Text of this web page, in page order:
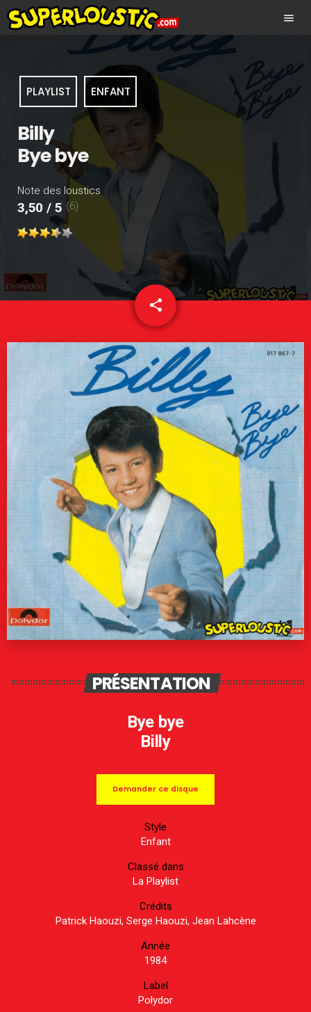
menu
PLAYLIST ENFANT
Billy
Bye bye
Note des loustics
3,50 / 5 (6)
share
email
PRÉSENTATION
Bye bye
Billy
Demander ce disque
Style
Enfant
Classé dans
La Playlist
Crédits
Patrick Haouzi, Serge Haouzi, Jean Lahcène
Année
1984
Label
Polydor